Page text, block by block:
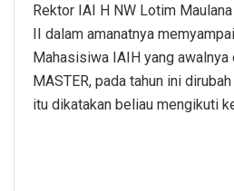
Rektor IAI H NW Lotim
II dalam amanatnya
Mahasisiwa IAIH yang
MASTER, pada tahun ini
itu dikatakan beliau mengikuti